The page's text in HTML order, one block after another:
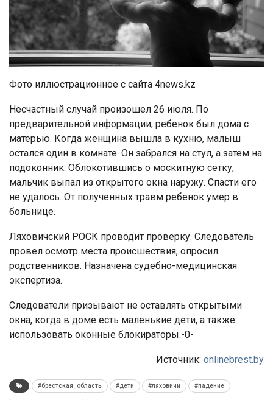
Фото иллюстрационное с сайта 4news.kz
Несчастный случай произошел 26 июля. По
предварительной информации, ребенок был дома с
матерью. Когда женщина вышла в кухню, малыш
остался один в комнате. Он забрался на стул, а затем на
подоконник. Облокотившись о москитную сетку,
мальчик выпал из открытого окна наружу. Спасти его
не удалось. От полученных травм ребенок умер в
больнице.
Ляховичский РОСК проводит проверку. Следователь
провел осмотр места происшествия, опросил
родственников. Назначена судебно-медицинская
экспертиза.
Следователи призывают не оставлять открытыми
окна, когда в доме есть маленькие дети, а также
использовать оконные блокираторы.-0-
Источник: onlinebrest.by
#брестская_область #дети #ляховичи #падение